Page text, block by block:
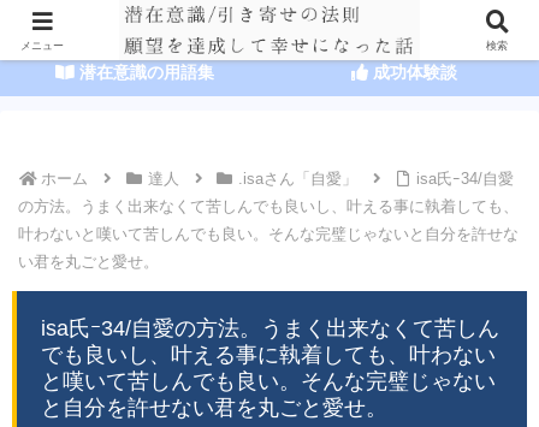
HOME 潜在意識の達人まとめ
潜在意識の用語集 成功体験談
ホーム 達人 .isaさん「自愛」
isa氏ｰ34/自愛
の方法。うまく出来なくて苦しんでも良いし、叶える事に執着しても、
叶わないと嘆いて苦しんでも良い。そんな完璧じゃないと自分を許せな
い君を丸ごと愛せ。
isa氏ｰ34/自愛の方法。うまく出来なくて苦しん
でも良いし、叶える事に執着しても、叶わない
と嘆いて苦しんでも良い。そんな完璧じゃない
と自分を許せない君を丸ごと愛せ。
メニュー 検索